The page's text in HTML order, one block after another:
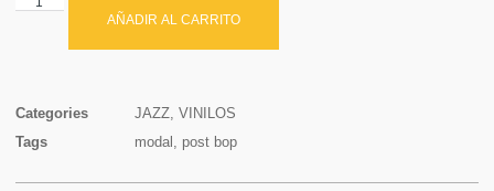
AÑADIR AL CARRITO
Categories JAZZ, VINILOS
Tags
modal , post bop